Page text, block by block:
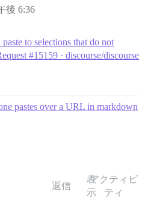
後 6:36
to selections that do not
#15159 · discourse/discourse
pastes over a URL in markdown
返信
表
示
アクティビ
ティ